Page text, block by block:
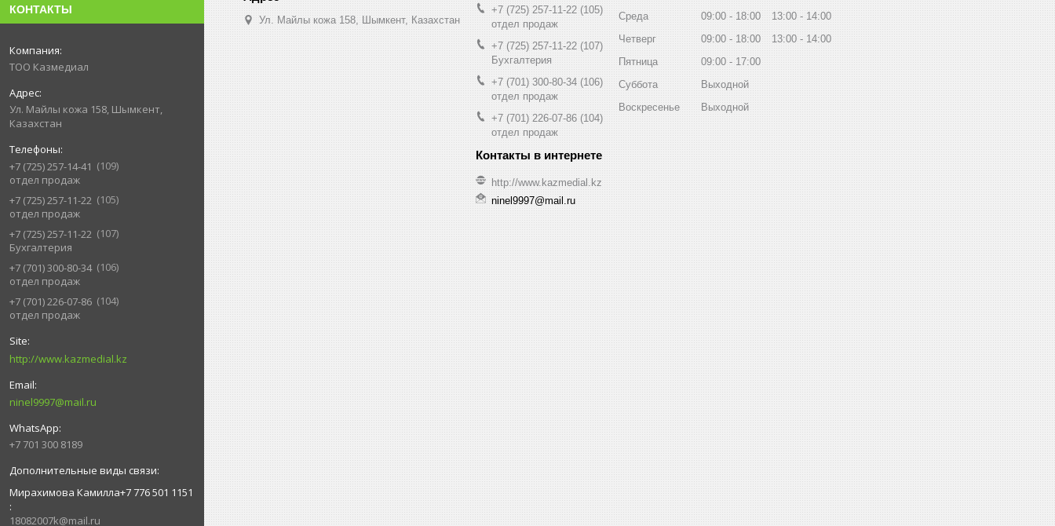
КОНТАКТЫ
ТОО Казмедиал
Ул. Майлы кожа 158, Шымкент,
Казахстан
+7 (725) 257-14-41
109
отдел продаж
+7 (725) 257-11-22
105
отдел продаж
+7 (725) 257-11-22
107
Бухгалтерия
+7 (701) 300-80-34
106
отдел продаж
+7 (701) 226-07-86
104
отдел продаж
http://www.kazmedial.kz
ninel9997@mail.ru
+7 701 300 8189
Мирахимова Камилла+7 776 501 1151
18082007k@mail.ru
Ул. Майлы кожа 158, Шымкент, Казахстан
+7 (725) 257-11-22 105
отдел продаж
+7 (725) 257-11-22 107
Бухгалтерия
+7 (701) 300-80-34 106
отдел продаж
+7 (701) 226-07-86 104
отдел продаж
http://www.kazmedial.kz
ninel9997@mail.ru
Среда
09:00 18:00 13:00
14:00
Четверг
09:00 18:00 13:00
14:00
Пятница
09:00
17:00
Суббота
Выходной
Воскресенье
Выходной